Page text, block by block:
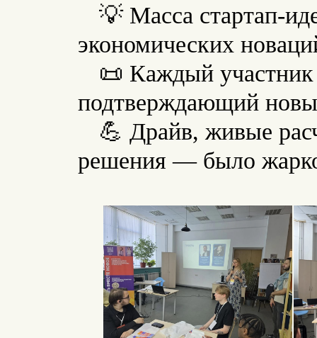
💡 Масса стартап-
экономических
📜 Каждый участник
подтверждающий
💪 Драйв, живые
решения — было